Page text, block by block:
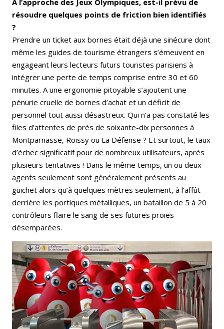
A l’approche des Jeux Olympiques, est-il prévu de
résoudre quelques points de friction bien identifiés
?
Prendre un ticket aux bornes était déjà une sinécure dont
même les guides de tourisme étrangers s’émeuvent en
engageant leurs lecteurs futurs touristes parisiens à
intégrer une perte de temps comprise entre 30 et 60
minutes. A une ergonomie pitoyable s’ajoutent une
pénurie cruelle de bornes d’achat et un déficit de
personnel tout aussi désastreux. Qui n’a pas constaté les
files d’attentes de près de soixante-dix personnes à
Montparnasse, Roissy ou La Défense ? Et surtout, le taux
d’échec significatif pour de nombreux utilisateurs, après
plusieurs tentatives ! Dans le même temps, un ou deux
agents seulement sont généralement présents au
guichet alors qu’à quelques mètres seulement, à l’affût
derrière les portiques métalliques, un bataillon de 5 à 20
contrôleurs flaire le sang de ses futures proies
désemparées.